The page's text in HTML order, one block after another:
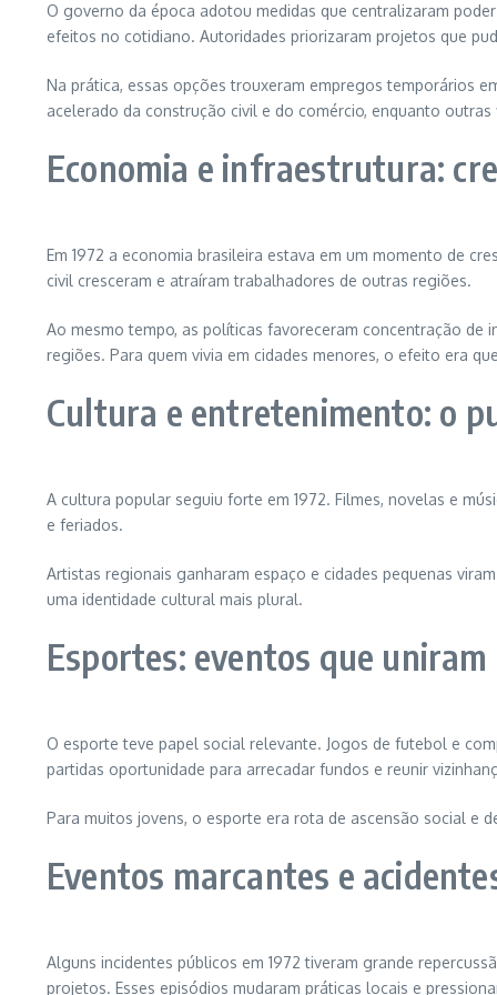
O governo da época adotou medidas que centralizaram
efeitos no cotidiano. Autoridades priorizaram projetos que
Na prática, essas opções trouxeram empregos temporários
acelerado da construção civil e do comércio, enquanto
Economia e infraestrutura:
Em 1972 a economia brasileira estava em um momento de
civil cresceram e atraíram trabalhadores de outras regiões.
Ao mesmo tempo, as políticas favoreceram concentração
regiões. Para quem vivia em cidades menores, o efeito era
Cultura e entretenimento: o
A cultura popular seguiu forte em 1972. Filmes, novelas e
e feriados.
Artistas regionais ganharam espaço e cidades pequenas
uma identidade cultural mais plural.
Esportes: eventos que uniram
O esporte teve papel social relevante. Jogos de futebol e
partidas oportunidade para arrecadar fundos e reunir
Para muitos jovens, o esporte era rota de ascensão social e
Eventos marcantes e
Alguns incidentes públicos em 1972 tiveram grande
projetos. Esses episódios mudaram práticas locais e